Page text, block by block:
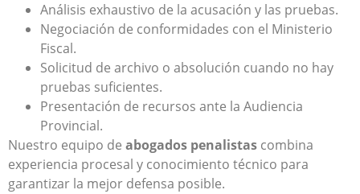
Análisis exhaustivo de la acusación y las pruebas.
Negociación de conformidades con el Ministerio
Fiscal.
Solicitud de archivo o absolución cuando no hay
pruebas suficientes.
Presentación de recursos ante la Audiencia
Provincial.
Nuestro equipo de abogados penalistas combina
experiencia procesal y conocimiento técnico para
garantizar la mejor defensa posible.